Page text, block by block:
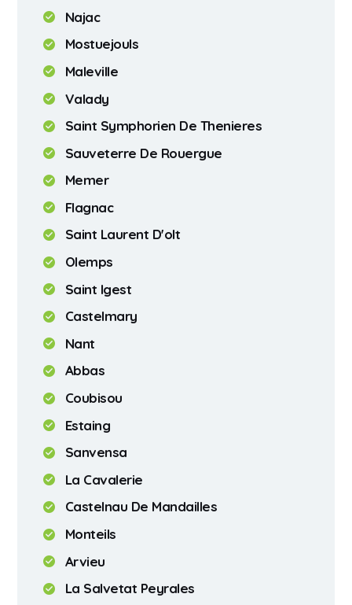
Najac
Mostuejouls
Maleville
Valady
Saint Symphorien De Thenieres
Sauveterre De Rouergue
Memer
Flagnac
Saint Laurent D'olt
Olemps
Saint Igest
Castelmary
Nant
Abbas
Coubisou
Estaing
Sanvensa
La Cavalerie
Castelnau De Mandailles
Monteils
Arvieu
La Salvetat Peyrales